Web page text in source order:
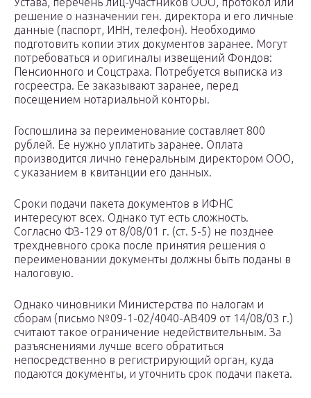
решение о назначении ген. директора и его личные
данные (паспорт, ИНН, телефон). Необходимо
подготовить копии этих документов заранее. Могут
потребоваться и оригиналы извещений Фондов:
Пенсионного и Соцстраха. Потребуется выписка из
госреестра. Ее заказывают заранее, перед
посещением нотариальной конторы.
Госпошлина за переименование составляет 800
рублей. Ее нужно уплатить заранее. Оплата
производится лично генеральным директором ООО,
с указанием в квитанции его данных.
Сроки подачи пакета документов в ИФНС
интересуют всех. Однако тут есть сложность.
Согласно ФЗ-129 от 8/08/01 г. (ст. 5-5) не позднее
трехдневного срока после принятия решения о
переименовании документы должны быть поданы в
налоговую.
Однако чиновники Министерства по налогам и
сборам (письмо №09-1-02/4040-АВ409 от 14/08/03 г.)
считают такое ограничение недействительным. За
разъяснениями лучше всего обратиться
непосредственно в регистрирующий орган, куда
подаются документы, и уточнить срок подачи пакета.